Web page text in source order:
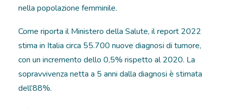
nella popolazione femminile.
Come riporta il Ministero della Salute, il report 2022
stima in Italia circa 55.700 nuove diagnosi di tumore,
con un incremento dello 0,5% rispetto al 2020. La
sopravvivenza netta a 5 anni dalla diagnosi è stimata
dell’88%.